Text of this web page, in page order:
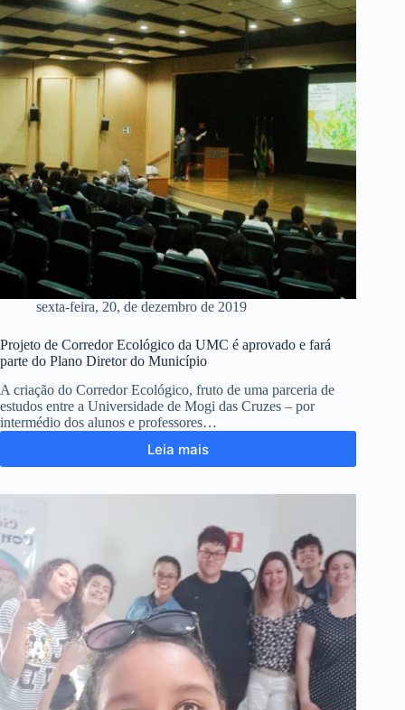
sexta-feira, 20, de dezembro de 2019
Projeto de Corredor Ecológico da UMC é aprovado e fará
parte do Plano Diretor do Município
A criação do Corredor Ecológico, fruto de uma parceria de
estudos entre a Universidade de Mogi das Cruzes – por
intermédio dos alunos e professores…
Leia mais